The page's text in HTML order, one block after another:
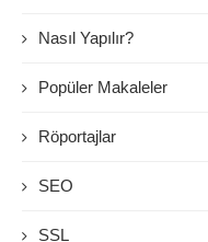
Nasıl Yapılır?
Popüler Makaleler
Röportajlar
SEO
SSL